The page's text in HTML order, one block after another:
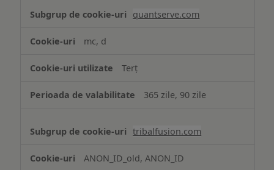
quantserve.com
mc, d
Terț
365 zile, 90 zile
tribalfusion.com
ANON_ID_old, ANON_ID